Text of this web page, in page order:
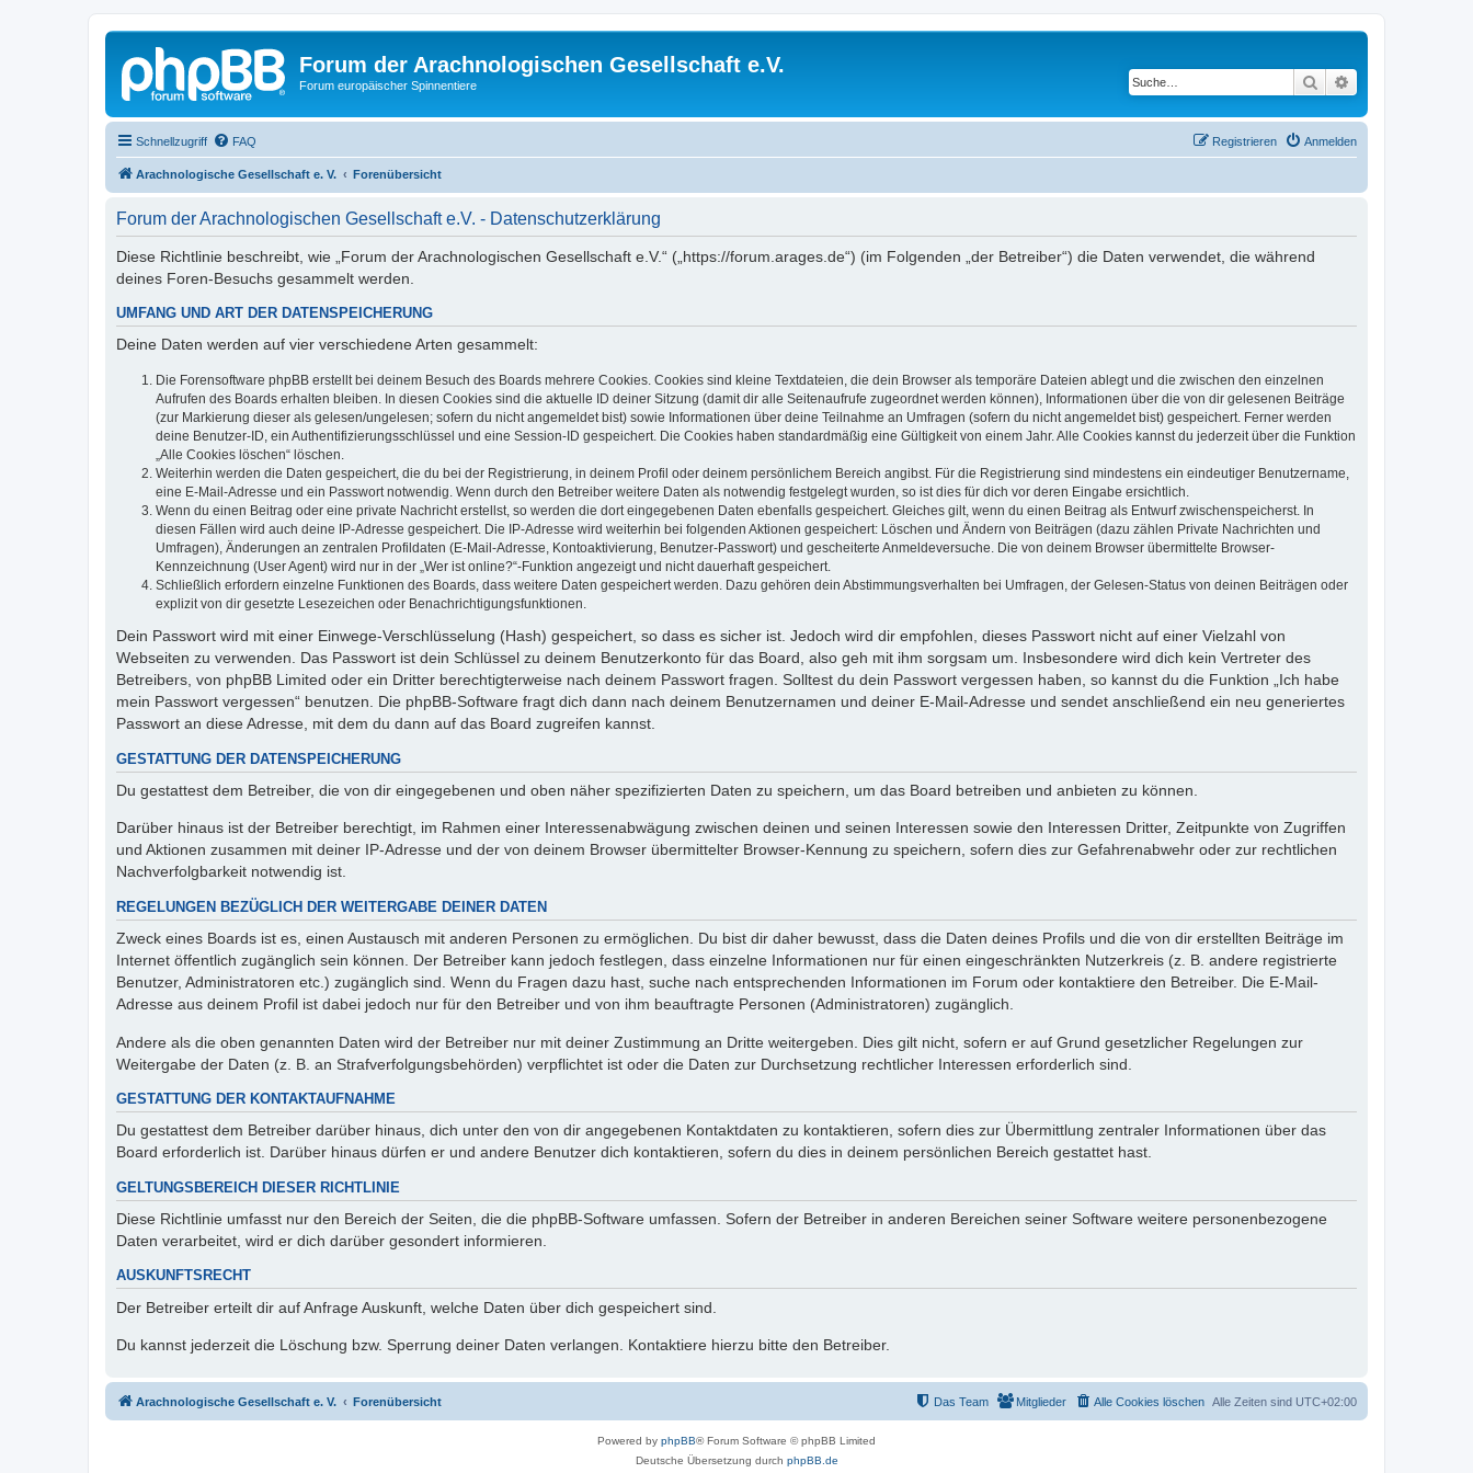
Forum der Arachnologischen Gesellschaft e.V.
Forum europäischer Spinnentiere Suche
Schnellzugriff FAQ Anmelden
Registrieren
Arachnologische Gesellschaft e. V. Forenübersicht
Forum der Arachnologischen Gesellschaft e.V. - Datenschutzerklärung
Diese Richtlinie beschreibt, wie „Forum der Arachnologischen Gesellschaft e.V.“ („https://forum.arages.de“) (im Folgenden „der Betreiber“) die Daten verwendet, die während
deines Foren-Besuchs gesammelt werden.
UMFANG UND ART DER DATENSPEICHERUNG
Deine Daten werden auf vier verschiedene Arten gesammelt:
Die Forensoftware phpBB erstellt bei deinem Besuch des Boards mehrere Cookies. Cookies sind kleine Textdateien, die dein Browser als temporäre Dateien ablegt und die zwischen den einzelnen
Aufrufen des Boards erhalten bleiben. In diesen Cookies sind die aktuelle ID deiner Sitzung (damit dir alle Seitenaufrufe zugeordnet werden können), Informationen über die von dir gelesenen Beiträge
(zur Markierung dieser als gelesen/ungelesen; sofern du nicht angemeldet bist) sowie Informationen über deine Teilnahme an Umfragen (sofern du nicht angemeldet bist) gespeichert. Ferner werden
deine Benutzer-ID, ein Authentifizierungsschlüssel und eine Session-ID gespeichert. Die Cookies haben standardmäßig eine Gültigkeit von einem Jahr. Alle Cookies kannst du jederzeit über die Funktion
„Alle Cookies löschen“ löschen.
Weiterhin werden die Daten gespeichert, die du bei der Registrierung, in deinem Profil oder deinem persönlichem Bereich angibst. Für die Registrierung sind mindestens ein eindeutiger Benutzername,
eine E-Mail-Adresse und ein Passwort notwendig. Wenn durch den Betreiber weitere Daten als notwendig festgelegt wurden, so ist dies für dich vor deren Eingabe ersichtlich.
Wenn du einen Beitrag oder eine private Nachricht erstellst, so werden die dort eingegebenen Daten ebenfalls gespeichert. Gleiches gilt, wenn du einen Beitrag als Entwurf zwischenspeicherst. In
diesen Fällen wird auch deine IP-Adresse gespeichert. Die IP-Adresse wird weiterhin bei folgenden Aktionen gespeichert: Löschen und Ändern von Beiträgen (dazu zählen Private Nachrichten und
Umfragen), Änderungen an zentralen Profildaten (E-Mail-Adresse, Kontoaktivierung, Benutzer-Passwort) und gescheiterte Anmeldeversuche. Die von deinem Browser übermittelte Browser-
Kennzeichnung (User Agent) wird nur in der „Wer ist online?“-Funktion angezeigt und nicht dauerhaft gespeichert.
Schließlich erfordern einzelne Funktionen des Boards, dass weitere Daten gespeichert werden. Dazu gehören dein Abstimmungsverhalten bei Umfragen, der Gelesen-Status von deinen Beiträgen oder
explizit von dir gesetzte Lesezeichen oder Benachrichtigungsfunktionen.
Dein Passwort wird mit einer Einwege-Verschlüsselung (Hash) gespeichert, so dass es sicher ist. Jedoch wird dir empfohlen, dieses Passwort nicht auf einer Vielzahl von
Webseiten zu verwenden. Das Passwort ist dein Schlüssel zu deinem Benutzerkonto für das Board, also geh mit ihm sorgsam um. Insbesondere wird dich kein Vertreter des
Betreibers, von phpBB Limited oder ein Dritter berechtigterweise nach deinem Passwort fragen. Solltest du dein Passwort vergessen haben, so kannst du die Funktion „Ich habe
mein Passwort vergessen“ benutzen. Die phpBB-Software fragt dich dann nach deinem Benutzernamen und deiner E-Mail-Adresse und sendet anschließend ein neu generiertes
Passwort an diese Adresse, mit dem du dann auf das Board zugreifen kannst.
GESTATTUNG DER DATENSPEICHERUNG
Du gestattest dem Betreiber, die von dir eingegebenen und oben näher spezifizierten Daten zu speichern, um das Board betreiben und anbieten zu können.
Darüber hinaus ist der Betreiber berechtigt, im Rahmen einer Interessenabwägung zwischen deinen und seinen Interessen sowie den Interessen Dritter, Zeitpunkte von Zugriffen
und Aktionen zusammen mit deiner IP-Adresse und der von deinem Browser übermittelter Browser-Kennung zu speichern, sofern dies zur Gefahrenabwehr oder zur rechtlichen
Nachverfolgbarkeit notwendig ist.
REGELUNGEN BEZÜGLICH DER WEITERGABE DEINER DATEN
Zweck eines Boards ist es, einen Austausch mit anderen Personen zu ermöglichen. Du bist dir daher bewusst, dass die Daten deines Profils und die von dir erstellten Beiträge im
Internet öffentlich zugänglich sein können. Der Betreiber kann jedoch festlegen, dass einzelne Informationen nur für einen eingeschränkten Nutzerkreis (z. B. andere registrierte
Benutzer, Administratoren etc.) zugänglich sind. Wenn du Fragen dazu hast, suche nach entsprechenden Informationen im Forum oder kontaktiere den Betreiber. Die E-Mail-
Adresse aus deinem Profil ist dabei jedoch nur für den Betreiber und von ihm beauftragte Personen (Administratoren) zugänglich.
Andere als die oben genannten Daten wird der Betreiber nur mit deiner Zustimmung an Dritte weitergeben. Dies gilt nicht, sofern er auf Grund gesetzlicher Regelungen zur
Weitergabe der Daten (z. B. an Strafverfolgungsbehörden) verpflichtet ist oder die Daten zur Durchsetzung rechtlicher Interessen erforderlich sind.
GESTATTUNG DER KONTAKTAUFNAHME
Du gestattest dem Betreiber darüber hinaus, dich unter den von dir angegebenen Kontaktdaten zu kontaktieren, sofern dies zur Übermittlung zentraler Informationen über das
Board erforderlich ist. Darüber hinaus dürfen er und andere Benutzer dich kontaktieren, sofern du dies in deinem persönlichen Bereich gestattet hast.
GELTUNGSBEREICH DIESER RICHTLINIE
Diese Richtlinie umfasst nur den Bereich der Seiten, die die phpBB-Software umfassen. Sofern der Betreiber in anderen Bereichen seiner Software weitere personenbezogene
Daten verarbeitet, wird er dich darüber gesondert informieren.
AUSKUNFTSRECHT
Der Betreiber erteilt dir auf Anfrage Auskunft, welche Daten über dich gespeichert sind.
Du kannst jederzeit die Löschung bzw. Sperrung deiner Daten verlangen. Kontaktiere hierzu bitte den Betreiber.
Arachnologische Gesellschaft e. V. Forenübersicht Alle Zeiten sind UTC+02:00
Alle Cookies löschen
Mitglieder
Das Team
Powered by phpBB® Forum Software © phpBB Limited
Deutsche Übersetzung durch phpBB.de